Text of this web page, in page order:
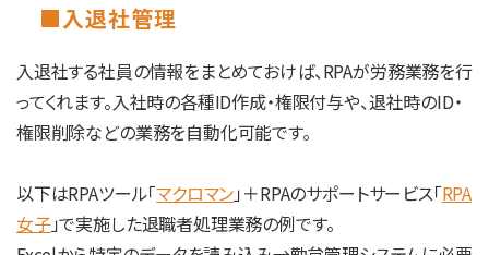
■入退社管理
入退社する社員の情報をまとめておけば、RPAが労務業務を行
ってくれます。入社時の各種ID作成・権限付与や、退社時のID・
権限削除などの業務を自動化可能です。
以下はRPAツール「マクロマン」＋RPAのサポートサービス「RPA
女子」で実施した退職者処理業務の例です。